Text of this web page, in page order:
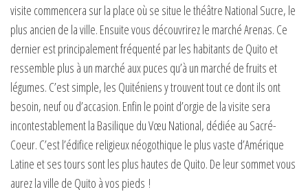
visite commencera sur la place où se situe le théâtre National Sucre, le
plus ancien de la ville. Ensuite vous découvrirez le marché Arenas. Ce
dernier est principalement fréquenté par les habitants de Quito et
ressemble plus à un marché aux puces qu’à un marché de fruits et
légumes. C’est simple, les Quiténiens y trouvent tout ce dont ils ont
besoin, neuf ou d’accasion. Enfin le point d’orgie de la visite sera
incontestablement la Basilique du Vœu National, dédiée au Sacré-
Coeur. C’est l’édifice religieux néogothique le plus vaste d’Amérique
Latine et ses tours sont les plus hautes de Quito. De leur sommet vous
aurez la ville de Quito à vos pieds !